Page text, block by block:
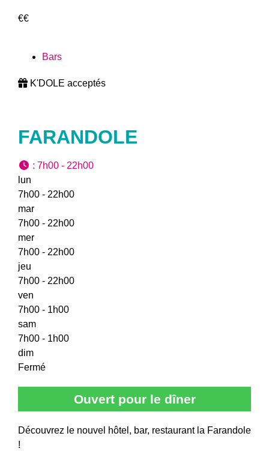
€€
Bars
K'DOLE acceptés
FARANDOLE
: 7h00 - 22h00
lun
7h00 - 22h00
mar
7h00 - 22h00
mer
7h00 - 22h00
jeu
7h00 - 22h00
ven
7h00 - 1h00
sam
7h00 - 1h00
dim
Fermé
Ouvert pour le dîner
Découvrez le nouvel hôtel, bar, restaurant la Farandole
!